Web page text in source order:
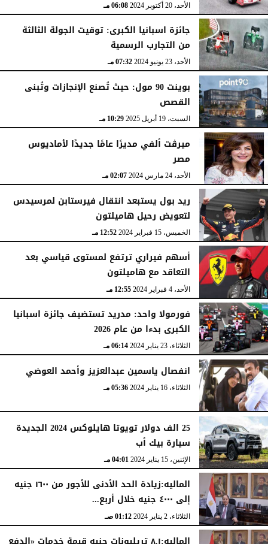
الأحد، 20 أكتوبر 2024 06:08 مـ
جائزة اسبانيا الكبرى: توقيت الجولة الثالثة
من التجارب الرسمية
الأحد، 23 يونيو 2024 07:32 مـ
بوينت 90 مول: حيث تُصنع الإنجازات وتُبنى
القصص
السبت، 19 أبريل 2025 10:29 مـ
ميرڨت ألفي مديرًا عامًا جديدًا لأماديوس
مصر
الأحد، 24 مارس 2024 02:07 مـ
ريد بول يستبعد انتقال فيرستابن لمرسيدس
لتعويض رحيل هاميلتون
الخميس، 15 فبراير 2024 12:52 مـ
أسهم فيراري ترتفع لمستوى قياسي بعد
التعاقد مع هاميلتون
الأحد، 4 فبراير 2024 12:55 مـ
فورمولا واحد: مدريد تستضيف جائزة اسبانيا
الكبرى بدءا من عام 2026
الثلاثاء، 23 يناير 2024 06:14 مـ
انفصال ياسمين عبدالعزيز وأحمد العوضي
الثلاثاء، 16 يناير 2024 05:36 مـ
25 الف دولار تويوتا هايلوكس 2024 الجديدة
سيارة بيك أب
الإثنين، 15 يناير 2024 04:01 مـ
الماليه:زيادة الحد الأدنى للأجور من ١٦٠٠ جنيه
إلى ٤٠٠٠ جنيه خلال أربع...
الثلاثاء، 2 يناير 2024 01:12 صـ